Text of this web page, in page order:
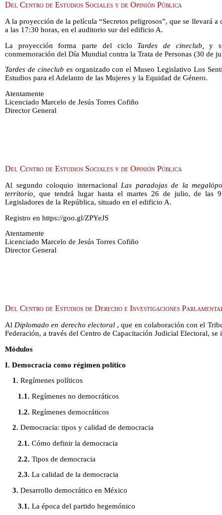
Del Centro de Estudios Sociales y de Opinión Pública
A la proyección de la película “Secretos peligrosos”, que se llevará
a las 17:30 horas, en el auditorio sur del edificio A.
La proyección forma parte del ciclo Tardes de cineclub,y
conmemoración del Día Mundial contra la Trata de Personas (30 de
Tardes de cineclub es organizado con el Museo Legislativo Los
Estudios para el Adelanto de las Mujeres y la Equidad de Género.
Atentamente
Licenciado Marcelo de Jesús Torres Cofiño
Director General
Del Centro de Estudios Sociales y de Opinión Pública
Al segundo coloquio internacional Las paradojas de la
territorio, que tendrá lugar hasta el martes 26 de julio, de las
Legisladores de la República, situado en el edificio A.
Registro en https://goo.gl/ZPYeJS
Atentamente
Licenciado Marcelo de Jesús Torres Cofiño
Director General
Del Centro de Estudios de Derecho e Investigaciones
AlDiplomado en derecho electoral, que en colaboración con el
Federación, a través del Centro de Capacitación Judicial Electoral, se
Módulos
I. Democracia como régimen político
1. Regímenes políticos
1.1. Regímenes no democráticos
1.2. Regímenes democráticos
2. Democracia: tipos y calidad de democracia
2.1. Cómo definir la democracia
2.2. Tipos de democracia
2.3. La calidad de la democracia
3. Desarrollo democrático en México
3.1. La época del partido hegemónico